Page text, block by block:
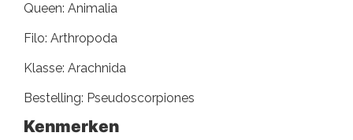
Queen: Animalia
Filo: Arthropoda
Klasse: Arachnida
Bestelling: Pseudoscorpiones
Kenmerken